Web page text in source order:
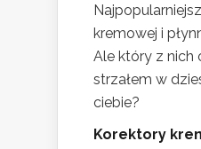
kremowej i
Ale który z nich
strzałem w
ciebie?
Korektory